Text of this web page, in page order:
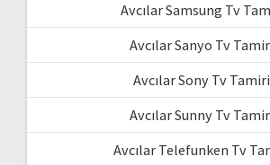
Avcılar Samsung Tv
Avcılar Sanyo Tv
Avcılar Sony Tv Tamiri
Avcılar Sunny Tv
Avcılar Telefunken Tv